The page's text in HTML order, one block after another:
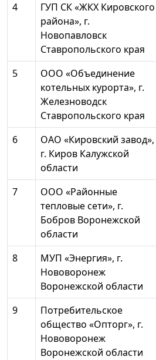
4
ГУП СК «ЖКХ Кировского
района», г.
Новопавловск
Ставропольского края
5
ООО «Объединение
котельных курорта», г.
Железноводск
Ставропольского края
6
ОАО «Кировский завод»,
г. Киров Калужской
области
7
ООО «Районные
тепловые сети», г.
Бобров Воронежской
области
8
МУП «Энергия», г.
Нововоронеж
Воронежской области
9
Потребительское
общество «Опторг», г.
Нововоронеж
Воронежской области